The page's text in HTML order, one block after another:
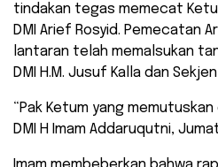
tindakan tegas memecat
DMI Arief Rosyid. Pemecatan
lantaran telah memalsukan
DMI H.M. Jusuf Kalla dan
“Pak Ketum yang
DMI H Imam Addaruqutni,